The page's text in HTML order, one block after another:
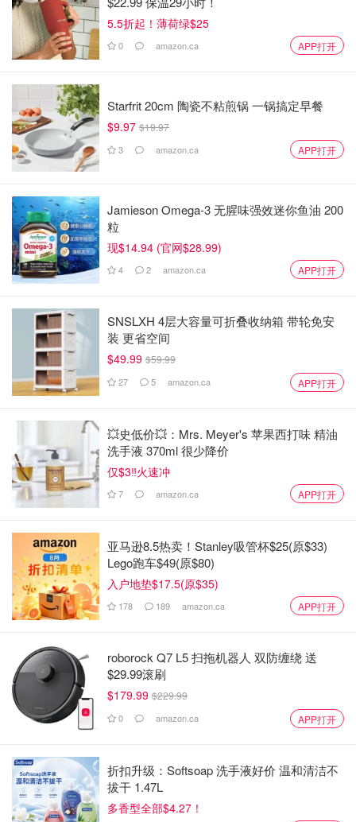
5.5折起！薄荷绿$25
0 amazon.ca APP打开
Starfrit 20cm 陶瓷不粘煎锅 一锅搞定早餐
$9.97 $19.97
3 amazon.ca APP打开
Jamieson Omega-3 无腥味强效迷你鱼油 200
粒
现$14.94 (官网$28.99)
4 2 amazon.ca APP打开
SNSLXH 4层大容量可折叠收纳箱 带轮免安
装 更省空间
$49.99 $59.99
27 5 amazon.ca APP打开
💥史低价💥：Mrs. Meyer's 苹果西打味 精油
洗手液 370ml 很少降价
仅$3‼️火速冲
7 amazon.ca APP打开
亚马逊8.5热卖！Stanley吸管杯$25(原$33)
Lego跑车$49(原$80)
入户地垫$17.5(原$35)
178 189 amazon.ca APP打开
roborock Q7 L5 扫拖机器人 双防缠绕 送
$29.99滚刷
$179.99 $229.99
0 amazon.ca APP打开
折扣升级：Softsoap 洗手液好价 温和清洁不
拔干 1.47L
多香型全部$4.27！